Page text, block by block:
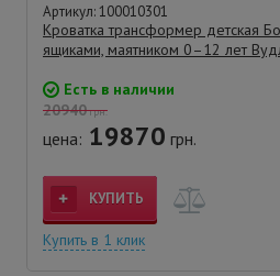
Артикул: 100010301
Кроватка трансформер детская
ящиками, маятником 0–12 лет
Есть в наличии
20940грн.
цена: 19870 грн.
КУПИТЬ
Купить в 1 клик